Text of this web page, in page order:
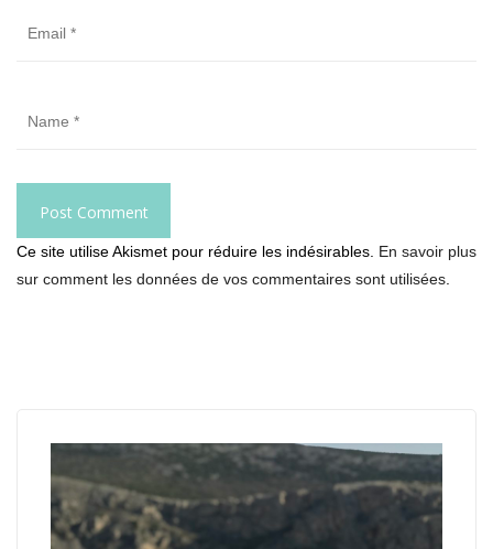
Ce site utilise Akismet pour réduire les indésirables. En savoir plus
sur comment les données de vos commentaires sont utilisées